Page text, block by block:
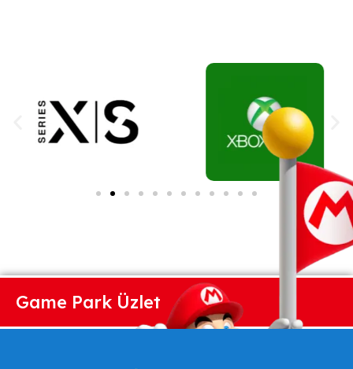
Game Park Üzlet